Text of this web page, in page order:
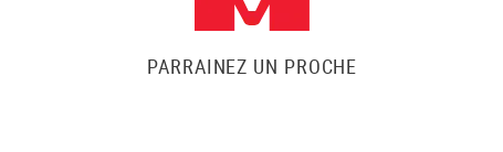
PARRAINEZ UN PROCHE